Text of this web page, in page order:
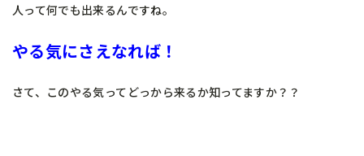
人って何でも出来るんですね。
やる気にさえなれば！
さて、このやる気ってどっから来るか知ってますか？？